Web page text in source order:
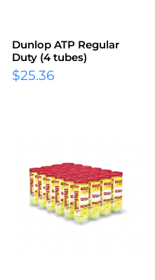
Dunlop ATP Regular
Duty (4 tubes)
$25.36